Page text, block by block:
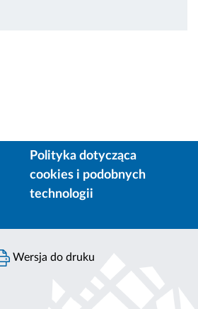
Polityka dotycząca
cookies i podobnych
technologii
Wersja do druku